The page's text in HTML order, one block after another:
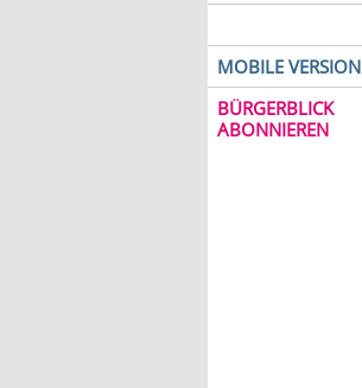
MOBILE VERSION
BÜRGERBLICK
ABONNIEREN